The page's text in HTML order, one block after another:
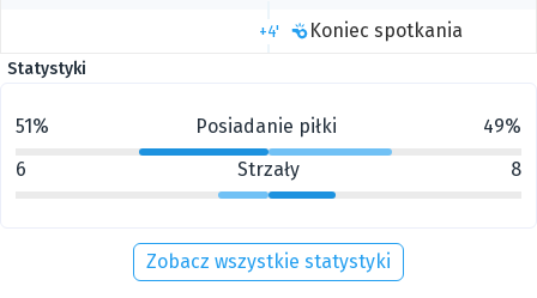
+4' Koniec spotkania
Statystyki
51% Posiadanie piłki
49%
6
Strzały 8
Zobacz wszystkie statystyki